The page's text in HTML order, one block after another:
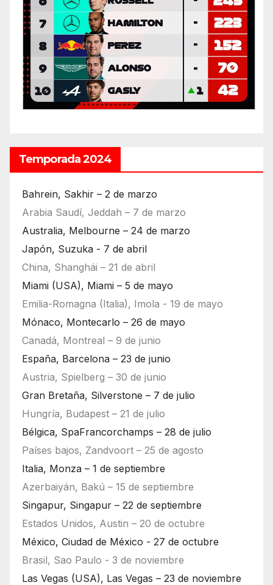
Temporada 2024
Bahrein, Sakhir – 2 de marzo
Arabia Saudí, Jeddah – 7 de marzo
Australia, Melbourne – 24 de marzo
Japón, Suzuka - 7 de abril
China, Shanghái – 21 de abril
Miami (USA), Miami – 5 de mayo
Emilia-Romagna (Italia), Imola - 19 de mayo
Mónaco, Montecarlo – 26 de mayo
Canadá, Montreal – 9 de junio
España, Barcelona – 23 de junio
Austria, Spielberg – 30 de junio
Gran Bretaña, Silverstone – 7 de julio
Hungría, Budapest – 21 de julio
Bélgica, SpaFrancorchamps – 28 de julio
Países bajos, Zandvoort – 25 de agosto
Italia, Monza – 1 de septiembre
Azerbaiyán, Bakú – 15 de septiembre
Singapur, Singapur – 22 de septiembre
Estados Unidos, Austin – 20 de octubre
México, Ciudad de México - 27 de octubre
Brasil, Sao Paulo - 3 de noviembre
Las Vegas (USA), Las Vegas – 23 de noviembre